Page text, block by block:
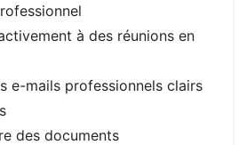
à des réunions en
e-mails professionnels clairs
des documents